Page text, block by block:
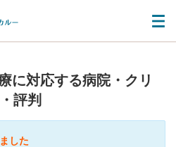
に対応する病院・クリ
評判
した